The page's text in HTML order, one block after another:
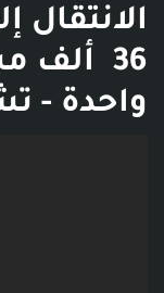
الانتقال
36
واحدة -